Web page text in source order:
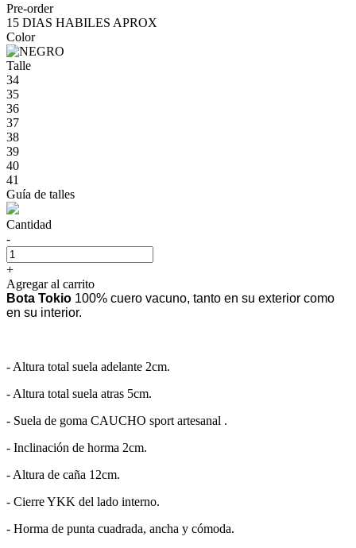
Pre-order
15 DIAS HABILES APROX
Color
Talle
34
35
36
37
38
39
40
41
Guía de talles
Cantidad
-
+
Agregar al carrito
Bota Tokio 100% cuero vacuno, tanto en su exterior como
en su interior.
- Altura total suela adelante 2cm.
- Altura total suela atras 5cm.
- Suela de goma CAUCHO sport artesanal .
- Inclinación de horma 2cm.
- Altura de caña 12cm.
- Cierre YKK del lado interno.
- Horma de punta cuadrada, ancha y cómoda.